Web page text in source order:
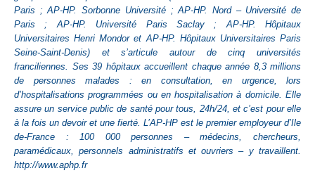
Paris ; AP-HP. Sorbonne Université ; AP-HP. Nord – Université de
Paris ; AP-HP. Université Paris Saclay ; AP-HP. Hôpitaux
Universitaires Henri Mondor et AP-HP. Hôpitaux Universitaires Paris
Seine-Saint-Denis) et s’articule autour de cinq universités
franciliennes. Ses 39 hôpitaux accueillent chaque année 8,3 millions
de personnes malades : en consultation, en urgence, lors
d’hospitalisations programmées ou en hospitalisation à domicile. Elle
assure un service public de santé pour tous, 24h/24, et c’est pour elle
à la fois un devoir et une fierté. L’AP-HP est le premier employeur d’Ile
de-France : 100 000 personnes – médecins, chercheurs,
paramédicaux, personnels administratifs et ouvriers – y travaillent.
http://www.aphp.fr